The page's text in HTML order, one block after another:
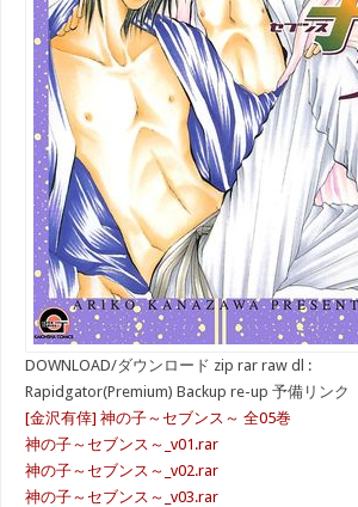
DOWNLOAD/ダウンロード zip rar raw dl :
Rapidgator(Premium) Backup re-up 予備リンク
[金沢有倖] 神の子～セブンス～ 全05巻
神の子～セブンス～_v01.rar
神の子～セブンス～_v02.rar
神の子～セブンス～_v03.rar